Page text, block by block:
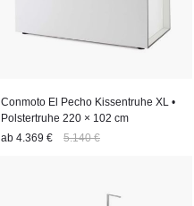
Conmoto El Pecho Kissentruhe XL •
Polstertruhe 220 × 102 cm
ab 4.369 € 5.140 €